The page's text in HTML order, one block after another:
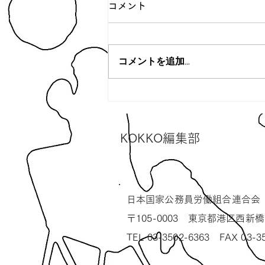
月22日から発送開始！！
コメント
コメントを追加…
​KOKKO編集部
日本国家公務員労働組合連合会
〒105-0003 東京都港区西新
TEL 03-3502-6363 FAX 03-